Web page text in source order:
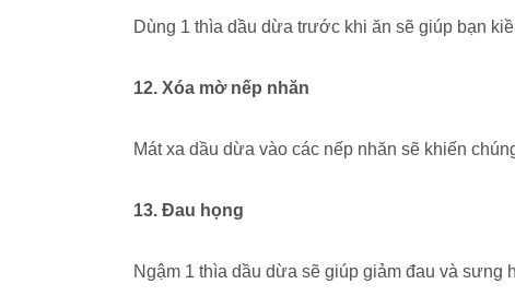
Dùng 1 thìa dầu dừa trước khi ăn sẽ giúp bạn
12. Xóa mờ nếp nhăn
Mát xa dầu dừa vào các nếp nhăn sẽ khiến
13. Đau họng
Ngậm 1 thìa dầu dừa sẽ giúp giảm đau và sưng